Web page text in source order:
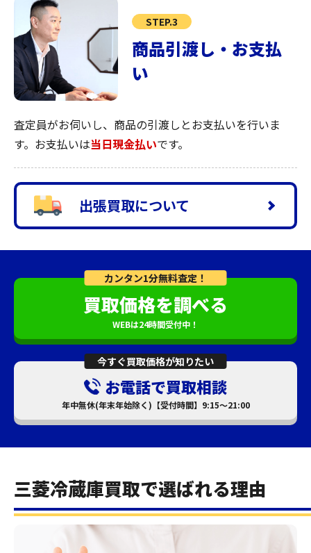
STEP.3
商品引渡し・お支払
い
査定員がお伺いし、商品の引渡しとお支払いを行いま
す。お支払いは当日現金払いです。
出張買取について
カンタン1分無料査定！
買取価格を調べる
WEBは24時間受付中！
今すぐ買取価格が知りたい
お電話で買取相談
年中無休(年末年始除く)【受付時間】9:15～21:00
三菱冷蔵庫買取で選ばれる理由